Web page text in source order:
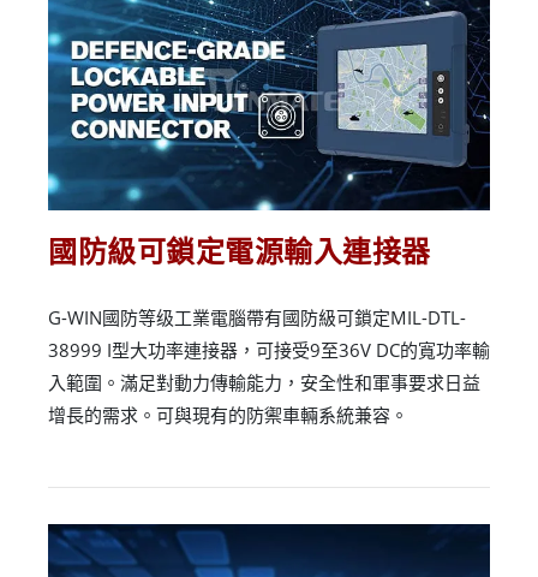
國防級可鎖定電源輸入連接器
G-WIN國防等级工業電腦帶有國防級可鎖定MIL-DTL-
38999 I型大功率連接器，可接受9至36V DC的寬功率輸
入範圍。滿足對動力傳輸能力，安全性和軍事要求日益
增長的需求。可與現有的防禦車輛系統兼容。